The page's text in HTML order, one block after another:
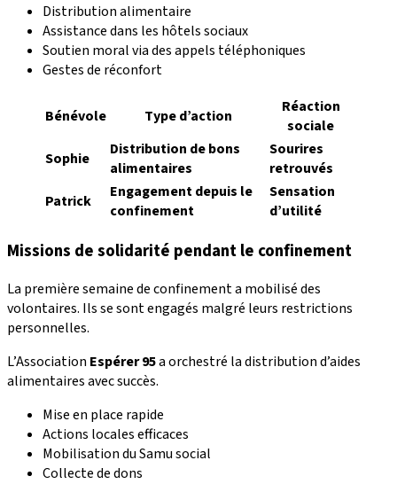
Distribution alimentaire
Assistance dans les hôtels sociaux
Soutien moral via des appels téléphoniques
Gestes de réconfort
Bénévole Type d’action
Réaction
sociale
Sophie
Distribution de bons
alimentaires
Sourires
retrouvés
Patrick
Engagement depuis le
confinement
Sensation
d’utilité
Missions de solidarité pendant le confinement
La première semaine de confinement a mobilisé des
volontaires. Ils se sont engagés malgré leurs restrictions
personnelles.
L’Association Espérer 95a orchestré la distribution d’aides
alimentaires avec succès.
Mise en place rapide
Actions locales efficaces
Mobilisation du Samu social
Collecte de dons